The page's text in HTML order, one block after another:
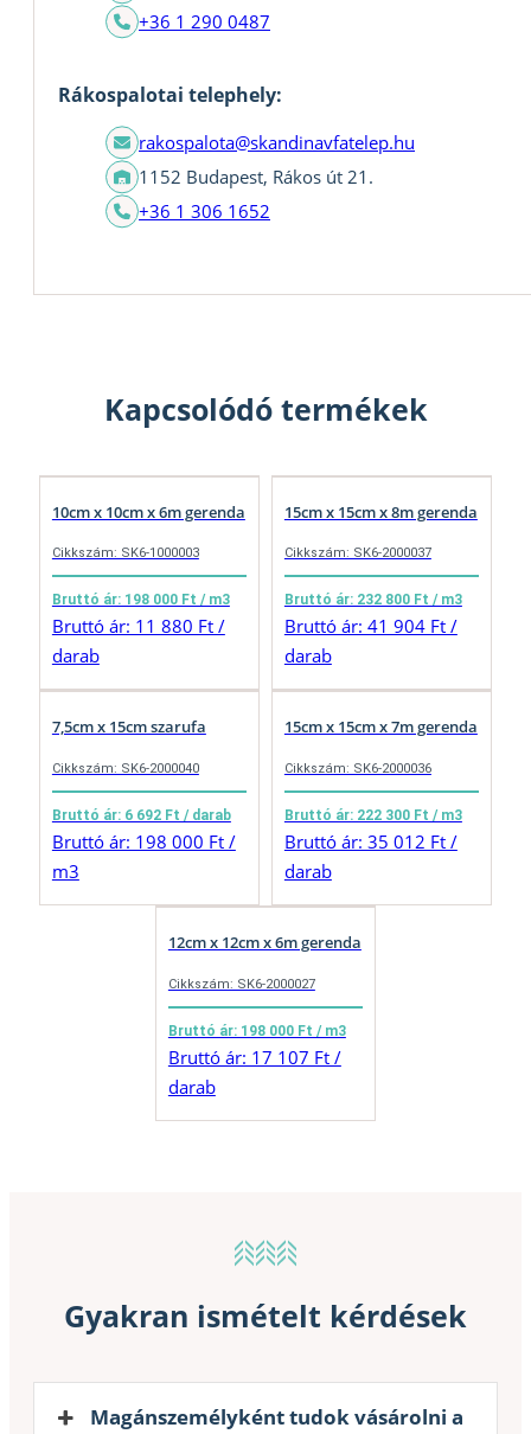
+36 1 290 0487
Rákospalotai telephely:
rakospalota@skandinavfatelep.hu
1152 Budapest, Rákos út 21.
+36 1 306 1652
Kapcsolódó termékek
10cm x 10cm x 6m gerenda
Cikkszám: SK6-1000003
Bruttó ár: 198 000 Ft / m3
Bruttó ár: 11 880 Ft /
darab
15cm x 15cm x 8m gerenda
Cikkszám: SK6-2000037
Bruttó ár: 232 800 Ft / m3
Bruttó ár: 41 904 Ft /
darab
7,5cm x 15cm szarufa
Cikkszám: SK6-2000040
Bruttó ár: 6 692 Ft / darab
Bruttó ár: 198 000 Ft /
m3
15cm x 15cm x 7m gerenda
Cikkszám: SK6-2000036
Bruttó ár: 222 300 Ft / m3
Bruttó ár: 35 012 Ft /
darab
12cm x 12cm x 6m gerenda
Cikkszám: SK6-2000027
Bruttó ár: 198 000 Ft / m3
Bruttó ár: 17 107 Ft /
darab
Gyakran ismételt kérdések
Magánszemélyként tudok vásárolni a